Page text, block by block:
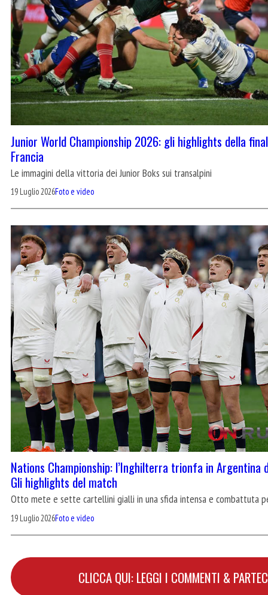
Junior World Championship 2026: gli highlights della
Francia
Le immagini della vittoria dei Junior Boks sui transalpini
19 Luglio 2026Foto e video
Nations Championship: l’Inghilterra trionfa in Argentina
Gli highlights del match
Otto mete e sette cartellini gialli in una sfida intensa e combattuta
19 Luglio 2026Foto e video
CLICCA QUI: LEGGI I COMMENTI &